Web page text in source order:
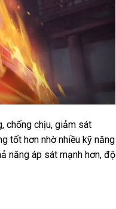
chống chịu, giảm sát
tốt hơn nhờ nhiều kỹ năng
năng áp sát mạnh hơn, độ